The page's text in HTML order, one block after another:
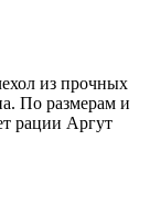
из прочных
По размерам и
рации Аргут